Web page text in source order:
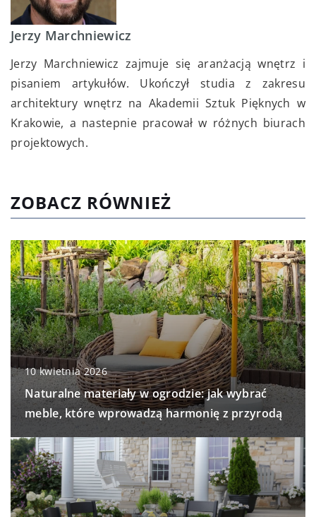
Jerzy Marchniewicz
Jerzy Marchniewicz zajmuje się aranżacją wnętrz i
pisaniem artykułów. Ukończył studia z zakresu
architektury wnętrz na Akademii Sztuk Pięknych w
Krakowie, a nastepnie pracował w różnych biurach
projektowych.
ZOBACZ RÓWNIEŻ
10 kwietnia 2026
Naturalne materiały w ogrodzie: jak wybrać
meble, które wprowadzą harmonię z przyrodą